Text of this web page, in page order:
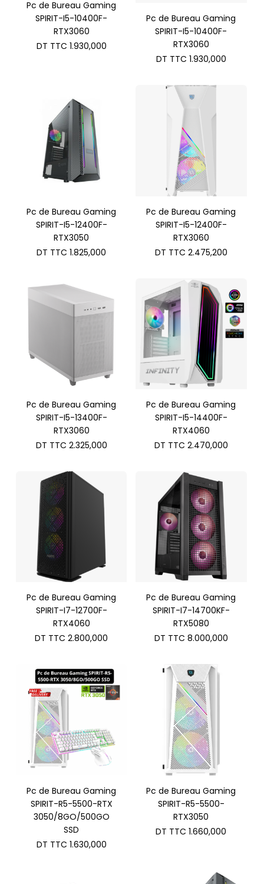
Pc de Bureau Gaming
SPIRIT-I5-10400F-
RTX3060
DT TTC 1.930,000
Pc de Bureau Gaming
SPIRIT-I5-10400F-
RTX3060
DT TTC 1.930,000
Pc de Bureau Gaming
SPIRIT-I5-12400F-
RTX3050
DT TTC 1.825,000
Pc de Bureau Gaming
SPIRIT-I5-12400F-
RTX3060
DT TTC 2.475,200
Pc de Bureau Gaming
SPIRIT-I5-13400F-
RTX3060
DT TTC 2.325,000
Pc de Bureau Gaming
SPIRIT-I5-14400F-
RTX4060
DT TTC 2.470,000
Pc de Bureau Gaming
SPIRIT-I7-12700F-
RTX4060
DT TTC 2.800,000
Pc de Bureau Gaming
SPIRIT-I7-14700KF-
RTX5080
DT TTC 8.000,000
Pc de Bureau Gaming
SPIRIT-R5-5500-RTX
3050/8GO/500GO
SSD
DT TTC 1.630,000
Pc de Bureau Gaming
SPIRIT-R5-5500-
RTX3050
DT TTC 1.660,000